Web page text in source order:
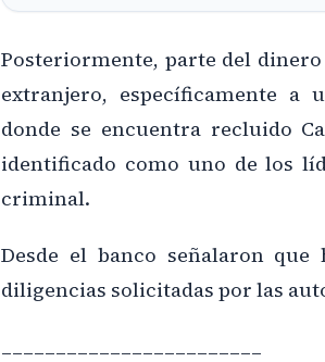
Posteriormente, parte del
extranjero, específicamente a
donde se encuentra recluido
identificado como uno de los
criminal.
Desde el banco señalaron
diligencias solicitadas por las
________________________